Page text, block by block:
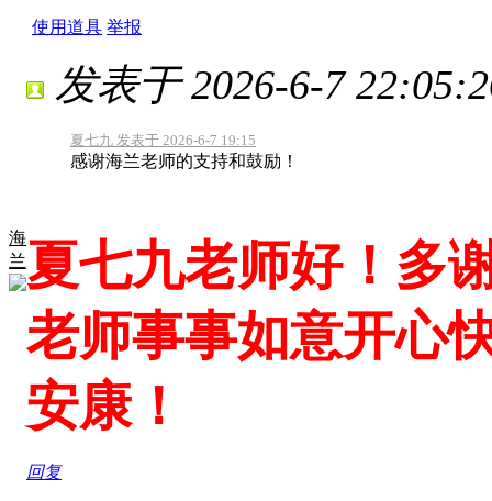
使用道具 举报
海
兰
发表于 2026-6-7
夏七九 发表于 2026-6-7 19:15
感谢海兰老师的支持和鼓励！
夏七九老师好！多
老师事事如意开心
安康！
回复